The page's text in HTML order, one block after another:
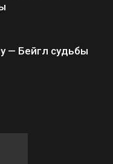
— Бейгл судьбы